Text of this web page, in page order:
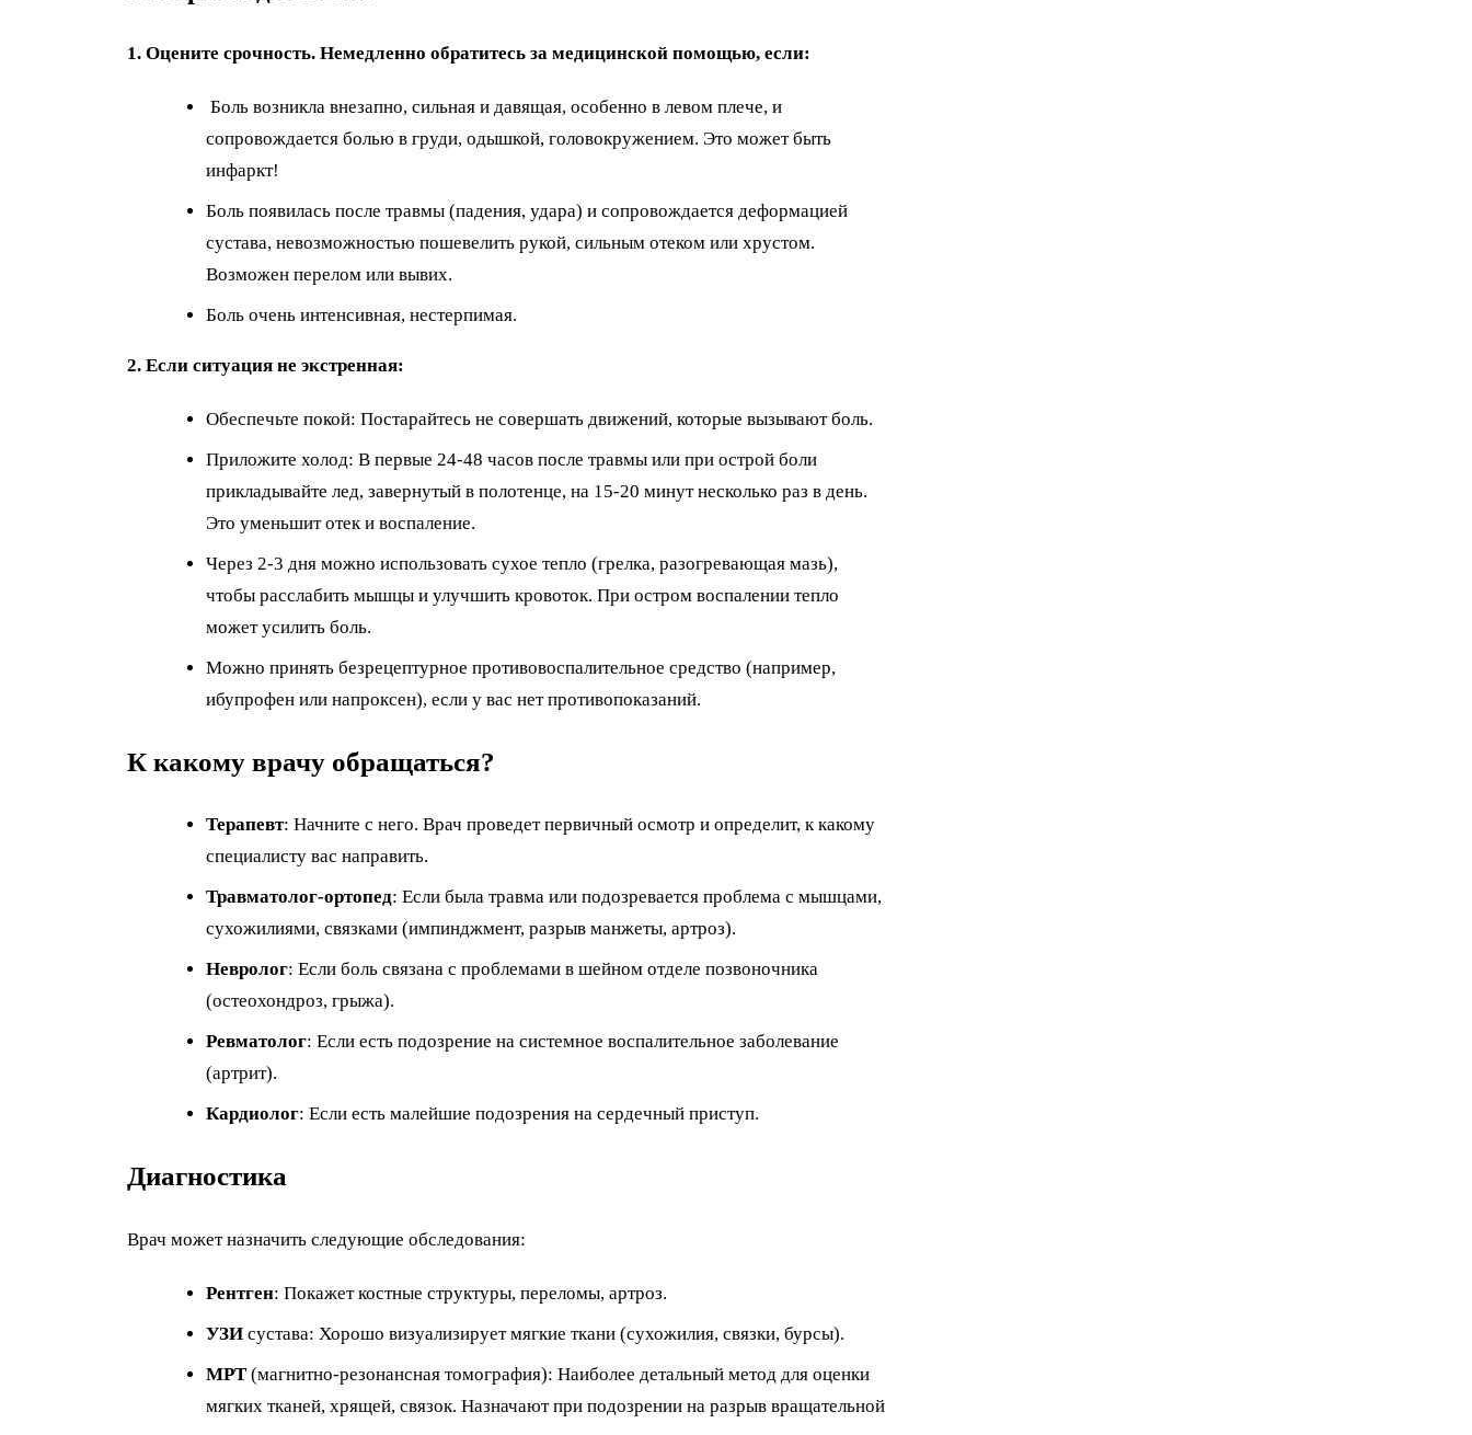
1. Оцените срочность. Немедленно обратитесь за медицинской помощью, если:
Боль возникла внезапно, сильная и давящая, особенно в левом плече, и
сопровождается болью в груди, одышкой, головокружением. Это может быть
инфаркт!
Боль появилась после травмы (падения, удара) и сопровождается деформацией
сустава, невозможностью пошевелить рукой, сильным отеком или хрустом.
Возможен перелом или вывих.
Боль очень интенсивная, нестерпимая.
2. Если ситуация не экстренная:
Обеспечьте покой: Постарайтесь не совершать движений, которые вызывают боль.
Приложите холод: В первые 24-48 часов после травмы или при острой боли
прикладывайте лед, завернутый в полотенце, на 15-20 минут несколько раз в день.
Это уменьшит отек и воспаление.
Через 2-3 дня можно использовать сухое тепло (грелка, разогревающая мазь),
чтобы расслабить мышцы и улучшить кровоток. При остром воспалении тепло
может усилить боль.
Можно принять безрецептурное противовоспалительное средство (например,
ибупрофен или напроксен), если у вас нет противопоказаний.
К какому врачу обращаться?
Терапевт: Начните с него. Врач проведет первичный осмотр и определит, к какому
специалисту вас направить.
Травматолог-ортопед: Если была травма или подозревается проблема с мышцами,
сухожилиями, связками (импинджмент, разрыв манжеты, артроз).
Невролог: Если боль связана с проблемами в шейном отделе позвоночника
(остеохондроз, грыжа).
Ревматолог: Если есть подозрение на системное воспалительное заболевание
(артрит).
Кардиолог: Если есть малейшие подозрения на сердечный приступ.
Диагностика
Врач может назначить следующие обследования:
Рентген: Покажет костные структуры, переломы, артроз.
УЗИ сустава: Хорошо визуализирует мягкие ткани (сухожилия, связки, бурсы).
МРТ (магнитно-резонансная томография): Наиболее детальный метод для оценки
мягких тканей, хрящей, связок. Назначают при подозрении на разрыв вращательной